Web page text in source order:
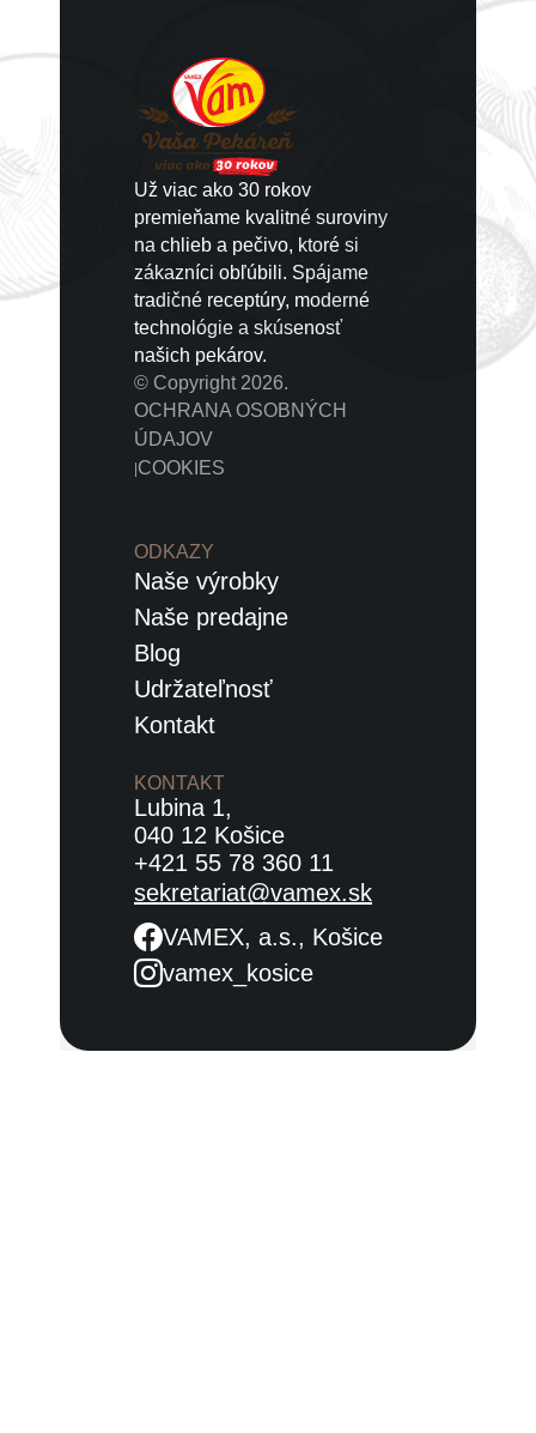
Už viac ako 30 rokov
premieňame kvalitné suroviny
na chlieb a pečivo, ktoré si
zákazníci obľúbili. Spájame
tradičné receptúry, moderné
technológie a skúsenosť
našich pekárov.
© Copyright 2026.
OCHRANA OSOBNÝCH
ÚDAJOV
COOKIES
ODKAZY
Naše výrobky
Naše predajne
Blog
Udržateľnosť
Kontakt
KONTAKT
Lubina 1,
040 12 Košice
+421 55 78 360 11
sekretariat@vamex.sk
VAMEX, a.s., Košice
vamex_kosice